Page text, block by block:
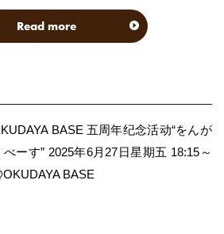
Read more
BASE 五周年纪念活动“をんが
べーす” 2025年6月27日星期五 18:15～
BASE